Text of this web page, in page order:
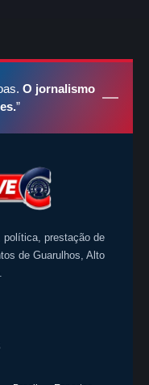
O jornalismo
”
política, prestação de
de Guarulhos, Alto